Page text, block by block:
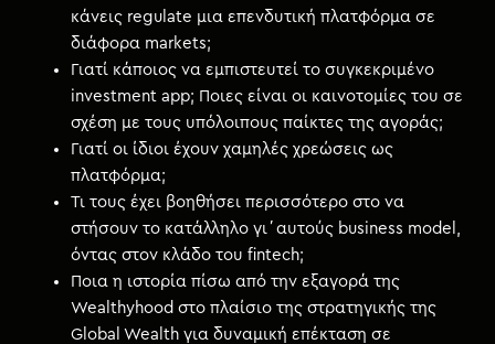
κάνεις regulate μια επενδυτική πλατφόρμα σε
διάφορα markets;
Γιατί κάποιος να εμπιστευτεί το συγκεκριμένο
investment app; Ποιες είναι οι καινοτομίες του σε
σχέση με τους υπόλοιπους παίκτες της αγοράς;
Γιατί οι ίδιοι έχουν χαμηλές χρεώσεις ως
πλατφόρμα;
Τι τους έχει βοηθήσει περισσότερο στο να
στήσουν το κατάλληλο γι΄αυτούς business model,
όντας στον κλάδο του fintech;
Ποια η ιστορία πίσω από την εξαγορά της
Wealthyhoodστο πλαίσιο της στρατηγικής της
Global Wealth για δυναμική επέκταση σε